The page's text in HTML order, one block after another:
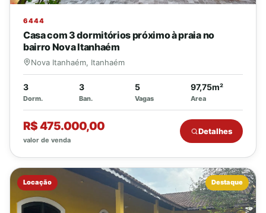
6444
Casa com 3 dormitórios próximo à praia no
bairro Nova Itanhaém
Nova Itanhaém, Itanhaém
3
Dorm.
3
Ban.
5
Vagas
97,75m²
Area
R$ 475.000,00
valor de venda
Detalhes
Locação Destaque